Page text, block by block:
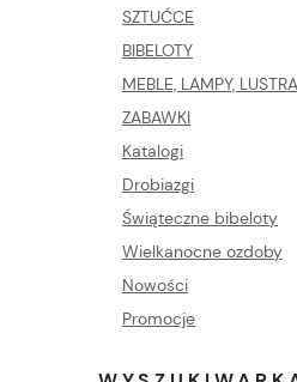
SZTUĆCE
BIBELOTY
MEBLE, LAMPY,
ZABAWKI
Katalogi
Drobiazgi
Świąteczne bibeloty
Wielkanocne ozdoby
Nowości
Promocje